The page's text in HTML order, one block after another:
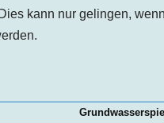
kann nur gelingen,